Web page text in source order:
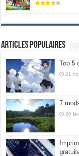
Articles populaires
Top 5
21
7
20